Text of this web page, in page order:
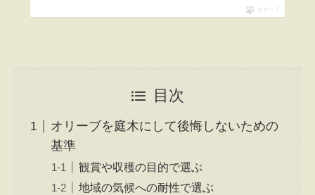
ポチップ
目次
オリーブを庭木にして後悔しないための
基準
観賞や収穫の目的で選ぶ
地域の気候への耐性で選ぶ